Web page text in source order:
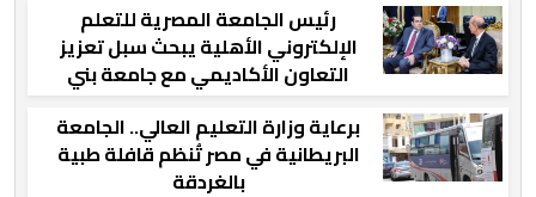
رئيس الجامعة المصرية للتعلم
الإلكتروني الأهلية يبحث سبل تعزيز
التعاون الأكاديمي مع جامعة بني
سويف
برعاية وزارة التعليم العالي.. الجامعة
البريطانية في مصر تُنظم قافلة طبية
بالغردقة